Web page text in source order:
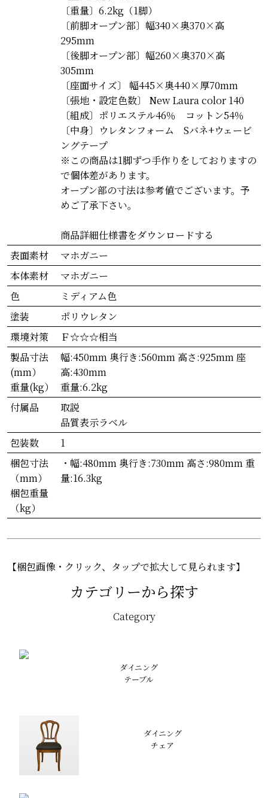
〔重量〕6.2kg（1脚）
〔前脚オープン部〕幅340×奥370×高
295mm
〔後脚オープン部〕幅260×奥370×高
305mm
〔座面サイズ〕 幅445×奥440×厚70mm
〔張地・設定色数〕 New Laura color 140
〔組成〕ポリエステル46％ コットン54％
〔中身〕ウレタンフォーム Sバネ+ウェービ
ングテープ
※この商品は1脚ずつ手作りをしておりますの
で個体差があります。
オープン部の寸法は参考値でございます。予
めご了承下さい。
商品詳細仕様書をダウンロードする
表面素材
マホガニー
本体素材
マホガニー
色
ミディアム色
塗装
ポリウレタン
環境対策
Ｆ☆☆☆相当
製品寸法
(mm）
重量(kg）
幅:450mm 奥行き:560mm 高さ:925mm 座
高:430mm
重量:6.2kg
付属品
取説
品質表示ラベル
包装数
1
梱包寸法
（mm）
梱包重量
（kg）
・幅:480mm 奥行き:730mm 高さ:980mm 重
量:16.3kg
【梱包画像・クリック、タップで拡大して見られます】
カテゴリーから探す
Category
ダイニング
テーブル
ダイニング
チェア